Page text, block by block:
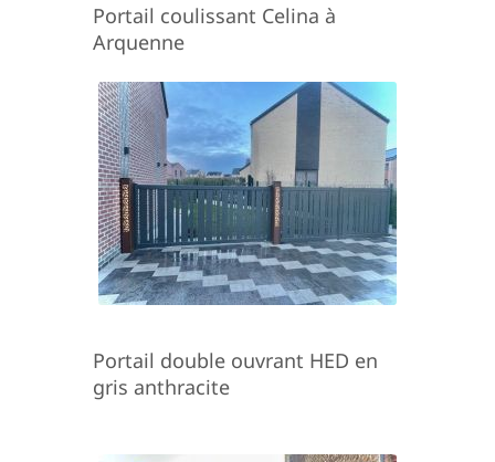
Portail coulissant Celina à
Arquenne
Portail double ouvrant HED en
gris anthracite